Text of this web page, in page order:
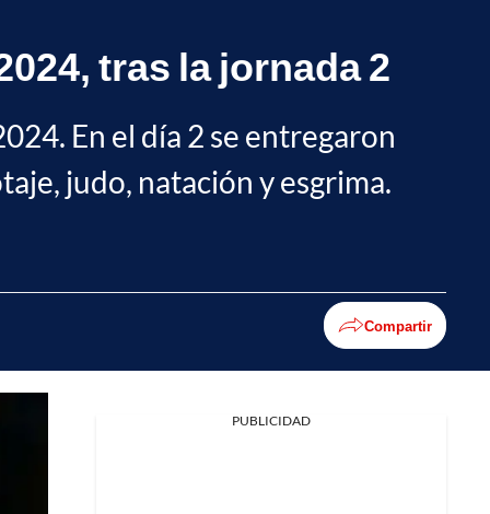
tras la jornada 2
En el día 2 se entregaron
judo, natación y esgrima.
Compartir
PUBLICIDAD